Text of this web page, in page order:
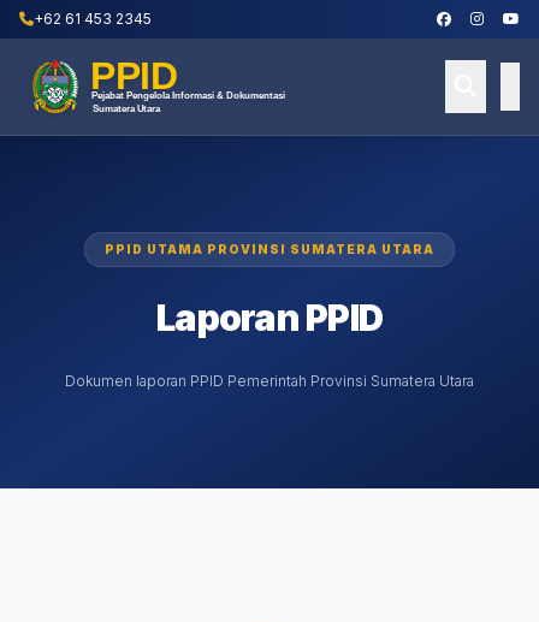
+62 61 453 2345
PPID UTAMA PROVINSI SUMATERA UTARA
Laporan PPID
Dokumen laporan PPID Pemerintah Provinsi Sumatera Utara